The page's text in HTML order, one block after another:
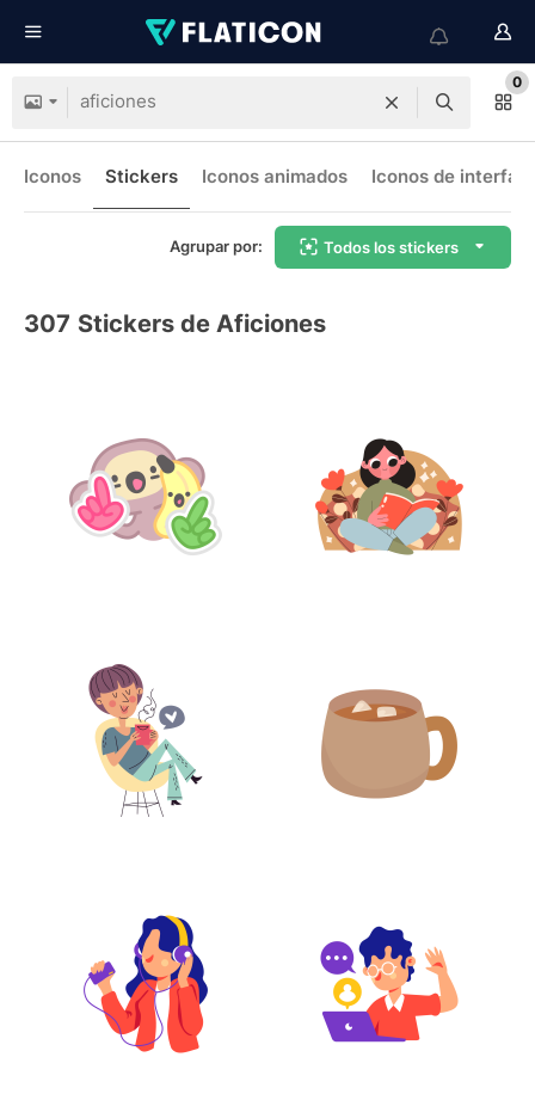
0
Iconos Stickers Iconos animados Iconos de interfaz
Agrupar por: Todos los stickers
307 Stickers de Aficiones